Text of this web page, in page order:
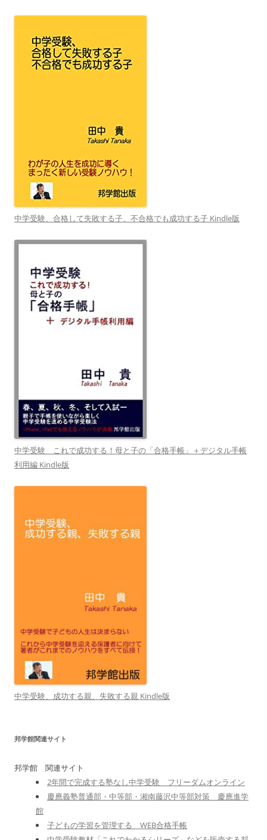
中学受験、合格して失敗する子、不合格でも成功する子 Kindle版
中学受験 これで成功する！母と子の「合格手帳」＋デジタル手帳
利用編 Kindle版
中学受験、成功する親、失敗する親 Kindle版
邦学館関連サイト
邦学館 関連サイト
2年間で完成する塾なし中学受験 フリーダムオンライン
慶應義塾普通部・中等部・湘南藤沢中等部対策 慶應進学
館
子どもの学習を管理する WEB合格手帳